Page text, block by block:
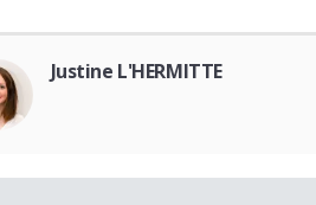
Justine L'HERMITTE